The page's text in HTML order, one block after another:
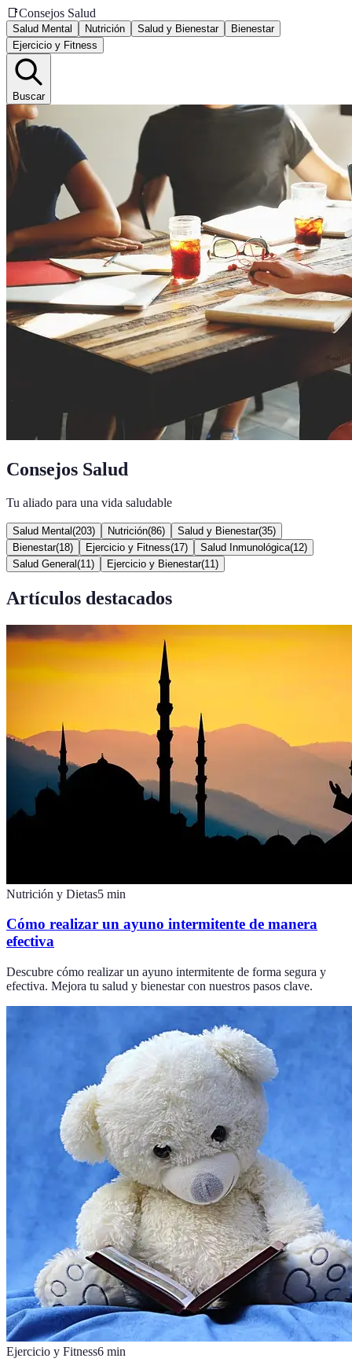
📑Consejos Salud
Salud Mental Nutrición Salud y Bienestar
Bienestar
Ejercicio y Fitness
Buscar
Consejos Salud
Tu aliado para una vida saludable
Salud Mental (203) Nutrición(86) Salud y Bienestar(35)
Bienestar(18) Ejercicio y Fitness(17) Salud Inmunológica(12)
Salud General (11 ) Ejercicio y Bienestar(11 )
Artículos destacados
Nutrición y Dietas5 min
Cómo realizar un ayuno intermitente de manera
efectiva
Descubre cómo realizar un ayuno intermitente de forma segura y
efectiva. Mejora tu salud y bienestar con nuestros pasos clave.
Ejercicio y Fitness6 min